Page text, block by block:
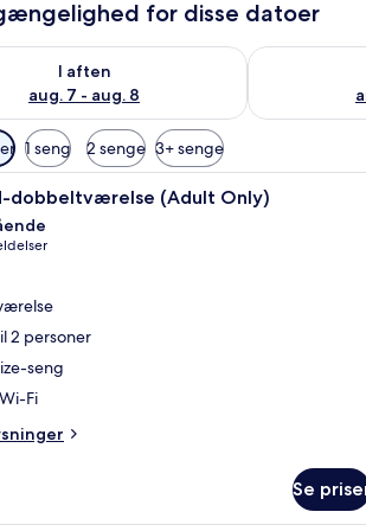
for disse datoer
I aften
aug. 7 - aug. 8
for i aften aug. 7 - aug. 8
Tjek
1 seng 2 senge 3+ senge
Et moderne hotelværelse
dobbeltværelse (Adult Only)
2 personer
seng
Fi
Se